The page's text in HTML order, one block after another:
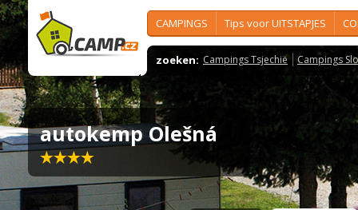
CAMPINGS Tips voor UITSTAPJES
zoeken: Campings Tsjechië Campings
autokemp Olešná